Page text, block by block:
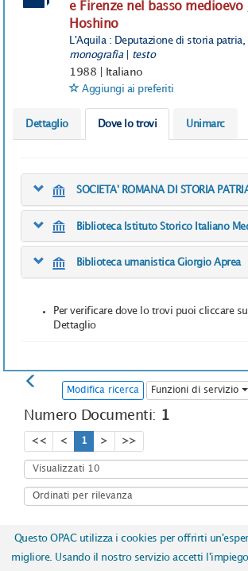
Questo OPAC utilizza i cookies per offrirti
migliore. Usando il nostro servizio accetti
e Firenze nel basso
Hoshino
L'Aquila : Deputazione di storia patria,
monografia| testo
1988 Italiano
Aggiungi ai preferiti
Dettaglio Dove lo trovi Unimarc
SOCIETA' ROMANA DI STORIA
Biblioteca Istituto Storico Italiano
Biblioteca umanistica Giorgio Aprea
Per verificare dove lo trovi puoi cliccare
Dettaglio
Modifica ricerca Funzioni di servizio
Numero Documenti: 1
<< < 1 > >>
ICCU | Istituto Centrale